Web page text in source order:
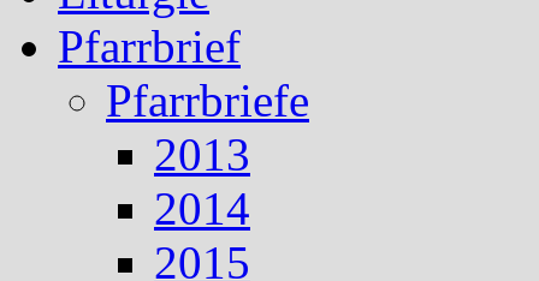
Pfarrbrief
Pfarrbriefe
2013
2014
2015